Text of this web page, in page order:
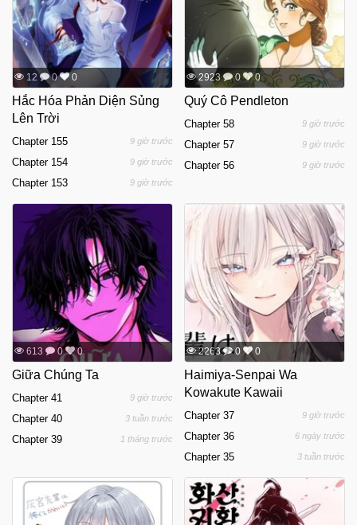
12 0 0
Hắc Hóa Phản Diện Sủng
Lên Trời
Chapter 155 9 giờ trước
Chapter 154 9 giờ trước
Chapter 153 9 giờ trước
2923 0 0
Quý Cô Pendleton
Chapter 58 9 giờ trước
Chapter 57 9 giờ trước
Chapter 56 9 giờ trước
613 0 0
Giữa Chúng Ta
Chapter 41 9 giờ trước
Chapter 40 3 tuần trước
Chapter 39 1 tháng trước
2263 0 0
Haimiya-Senpai Wa
Kowakute Kawaii
Chapter 37 9 giờ trước
Chapter 36 6 ngày trước
Chapter 35 3 tuần trước